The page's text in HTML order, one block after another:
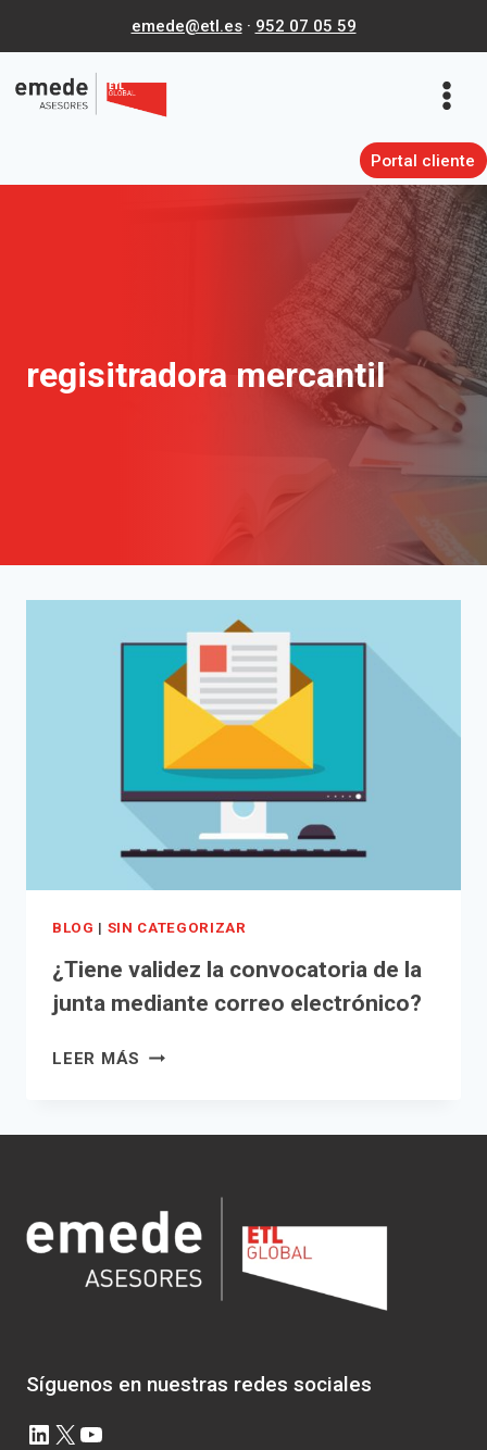
al
contenido
emede@etl.es· 952 07 05 59
Portal cliente
regisitradora mercantil
BLOG | SIN CATEGORIZAR
¿Tiene validez la convocatoria de la
junta mediante correo electrónico?
LEER MÁS ¿TIENE
CONVOCATORIA
JUNTA
MEDIANTE
ELECTRÓNICO?
Síguenos en nuestras redes sociales
LinkedIn
X YouTube